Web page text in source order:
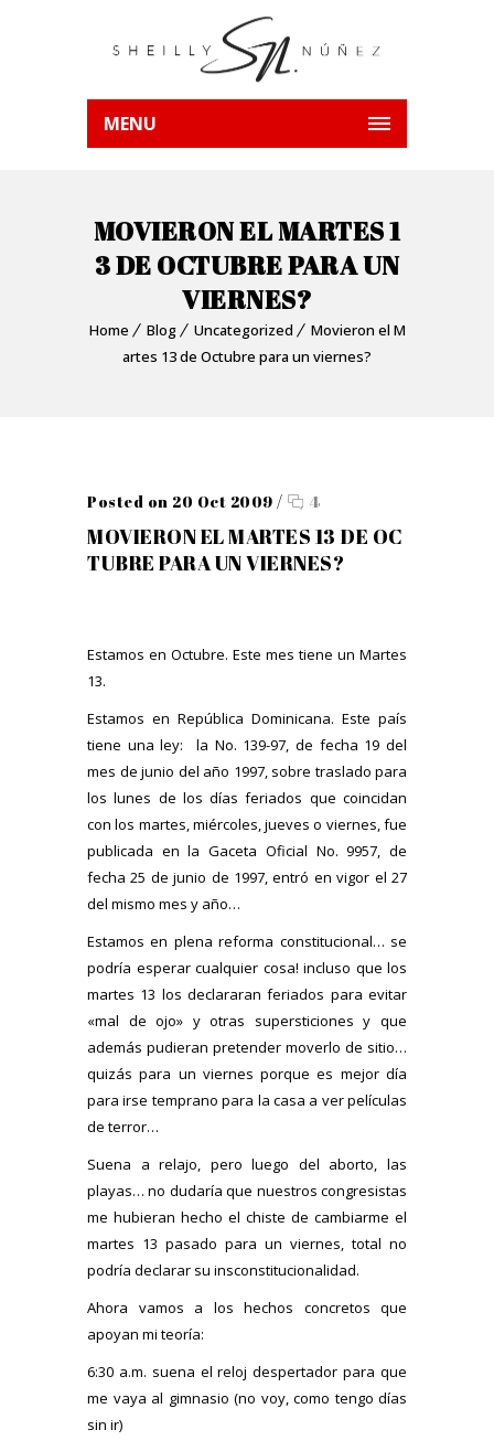
MENU
MOVIERON EL MARTES 1
3 DE OCTUBRE PARA UN
VIERNES?
Home Blog Uncategorized
Movieron el M
artes 13 de Octubre para un viernes?
Posted on 20 Oct 2009 / 4
MOVIERON EL MARTES 13 DE OC
TUBRE PARA UN VIERNES?
Estamos en Octubre. Este mes tiene un Martes
13.
Estamos en República Dominicana. Este país
tiene una ley: la No. 139-97, de fecha 19 del
mes de junio del año 1997, sobre traslado para
los lunes de los días feriados que coincidan
con los martes, miércoles, jueves o viernes, fue
publicada en la Gaceta Oficial No. 9957, de
fecha 25 de junio de 1997, entró en vigor el 27
del mismo mes y año…
Estamos en plena reforma constitucional… se
podría esperar cualquier cosa! incluso que los
martes 13 los declararan feriados para evitar
«mal de ojo» y otras supersticiones y que
además pudieran pretender moverlo de sitio…
quizás para un viernes porque es mejor día
para irse temprano para la casa a ver películas
de terror…
Suena a relajo, pero luego del aborto, las
playas… no dudaría que nuestros congresistas
me hubieran hecho el chiste de cambiarme el
martes 13 pasado para un viernes, total no
podría declarar su insconstitucionalidad.
Ahora vamos a los hechos concretos que
apoyan mi teoría:
6:30 a.m. suena el reloj despertador para que
me vaya al gimnasio (no voy, como tengo días
sin ir)